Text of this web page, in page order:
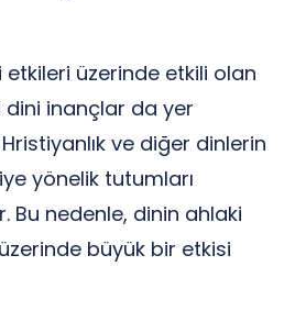
etkileri üzerinde etkili olan
inançlar da yer
ve diğer dinlerin
yönelik tutumları
Bu nedenle, dinin ahlaki
büyük bir etkisi